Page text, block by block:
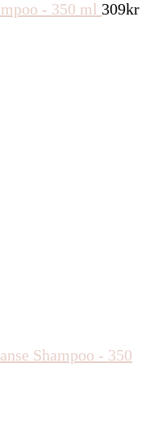
- 350 ml 309kr
Shampoo - 350